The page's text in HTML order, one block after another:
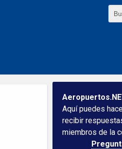
Aquí puedes
recibir
miembros de la